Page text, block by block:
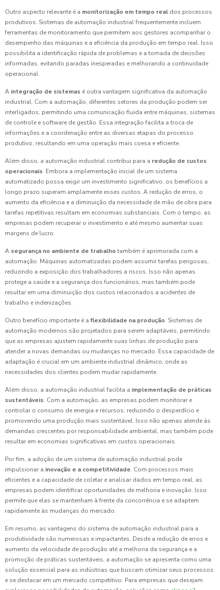
Outro aspecto relevante é a monitorização em tempo real dos processos
produtivos. Sistemas de automação industrial frequentemente incluem
ferramentas de monitoramento que permitem aos gestores acompanhar o
desempenho das máquinas e a eficiência da produção em tempo real. Isso
possibilita a identificação rápida de problemas e a tomada de decisões
informadas, evitando paradas inesperadas e melhorando a continuidade
operacional.
A integração de sistemas é outra vantagem significativa da automação
industrial. Com a automação, diferentes setores da produção podem ser
interligados, permitindo uma comunicação fluida entre máquinas, sistemas
de controle e software de gestão. Essa integração facilita a troca de
informações e a coordenação entre as diversas etapas do processo
produtivo, resultando em uma operação mais coesa e eficiente.
Além disso, a automação industrial contribui para a redução de custos
operacionais. Embora a implementação inicial de um sistema
automatizado possa exigir um investimento significativo, os benefícios a
longo prazo superam amplamente esses custos. A redução de erros, o
aumento da eficiência e a diminuição da necessidade de mão de obra para
tarefas repetitivas resultam em economias substanciais. Com o tempo, as
empresas podem recuperar o investimento e até mesmo aumentar suas
margens de lucro.
A segurança no ambiente de trabalho também é aprimorada com a
automação. Máquinas automatizadas podem assumir tarefas perigosas,
reduzindo a exposição dos trabalhadores a riscos. Isso não apenas
protege a saúde e a segurança dos funcionários, mas também pode
resultar em uma diminuição dos custos relacionados a acidentes de
trabalho e indenizações.
Outro benefício importante é a flexibilidade na produção. Sistemas de
automação modernos são projetados para serem adaptáveis, permitindo
que as empresas ajustem rapidamente suas linhas de produção para
atender a novas demandas ou mudanças no mercado. Essa capacidade de
adaptação é crucial em um ambiente industrial dinâmico, onde as
necessidades dos clientes podem mudar rapidamente.
Além disso, a automação industrial facilita a implementação de práticas
sustentáveis. Com a automação, as empresas podem monitorar e
controlar o consumo de energia e recursos, reduzindo o desperdício e
promovendo uma produção mais sustentável. Isso não apenas atende às
demandas crescentes por responsabilidade ambiental, mas também pode
resultar em economias significativas em custos operacionais.
Por fim, a adoção de um sistema de automação industrial pode
impulsionar a inovação e a competitividade. Com processos mais
eficientes e a capacidade de coletar e analisar dados em tempo real, as
empresas podem identificar oportunidades de melhoria e inovação. Isso
permite que elas se mantenham à frente da concorrência e se adaptem
rapidamente às mudanças do mercado.
Em resumo, as vantagens do sistema de automação industrial para a
produtividade são numerosas e impactantes. Desde a redução de erros e
aumento da velocidade de produção até a melhoria da segurança e a
promoção de práticas sustentáveis, a automação se apresenta como uma
solução essencial para as indústrias que buscam otimizar seus processos
e se destacar em um mercado competitivo. Para empresas que desejam